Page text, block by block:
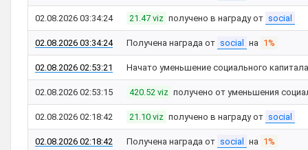
02.08.2026 03:34:24 21.47 viz получено в награду от social
02.08.2026 03:34:24 Получена награда от social на 1%
02.08.2026 02:53:21 Начато уменьшение социального
02.08.2026 02:53:15 420.52 viz получено от уменьшения
02.08.2026 02:18:42 21.10 viz получено в награду от social
02.08.2026 02:18:42 Получена награда от social на 1%